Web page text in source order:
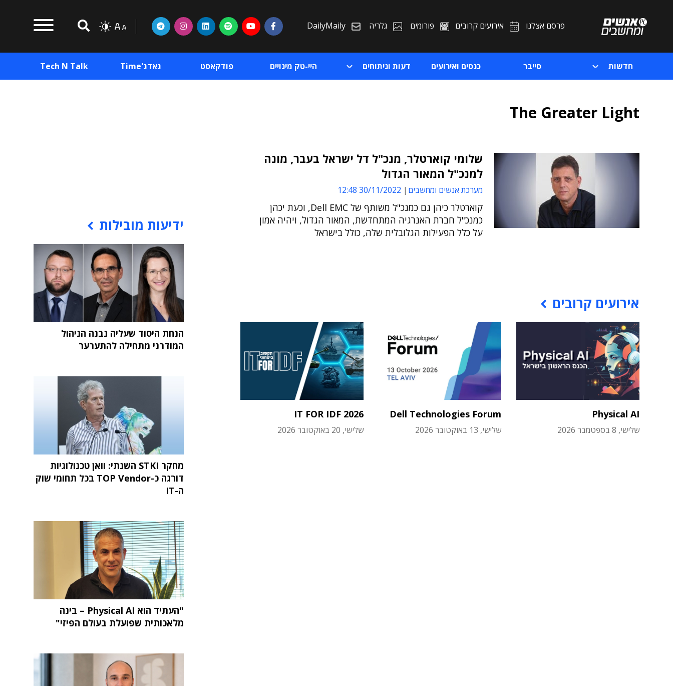
פרסם אצלנו אירועים קרובים פורומים גלריה DailyMaily
חדשות סייבר כנסים ואירועים דעות וניתוחים היי-טק מינויים פודקאסט גאדג'Time Tech N Talk
The Greater Light
שלומי קוארטלר, מנכ"ל דל ישראל בעבר, מונה
למנכ"ל המאור הגדול
מערכת אנשים ומחשבים 30/11/2022 12:48
קוארטלר כיהן גם כמנכ"ל משותף של Dell EMC, וכעת יכהן
כמנכ"ל חברת האנרגיה המתחדשת, המאור הגדול, ויהיה אמון
על כלל הפעילות הגלובלית שלה, כולל בישראל
אירועים קרובים
Physical AI
שלישי, 8 בספטמבר 2026
Dell Technologies Forum
שלישי, 13 באוקטובר 2026
IT FOR IDF 2026
שלישי, 20 באוקטובר 2026
ידיעות מובילות
הנחת היסוד שעליה נבנה הניהול
המודרני מתחילה להתערער
מחקר STKI השנתי: וואן טכנולוגיות
דורגה כ-TOP Vendor בכל תחומי שוק
ה-IT
"העתיד הוא Physical AI – בינה
מלאכותית שפועלת בעולם הפיזי"